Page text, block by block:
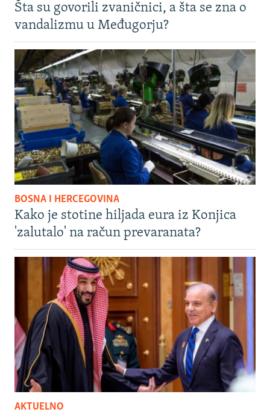
Šta su govorili zvaničnici, a šta se zna o
vandalizmu u Međugorju?
BOSNA I HERCEGOVINA
Kako je stotine hiljada eura iz Konjica
'zalutalo' na račun prevaranata?
AKTUELNO